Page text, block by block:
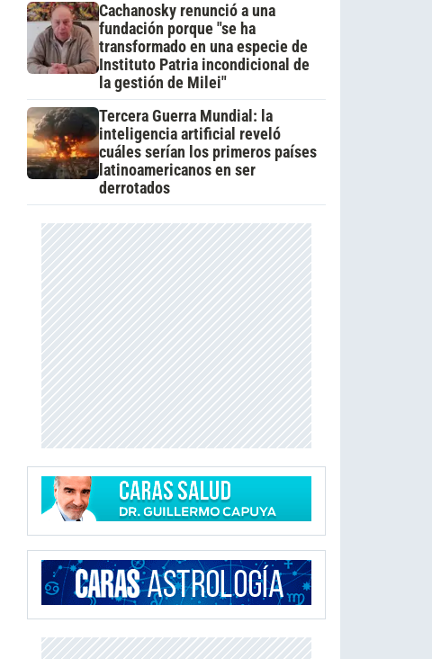
Cachanosky renunció a una
fundación porque "se ha
transformado en una especie de
Instituto Patria incondicional de
la gestión de Milei"
Tercera Guerra Mundial: la
inteligencia artificial reveló
cuáles serían los primeros países
latinoamericanos en ser
derrotados